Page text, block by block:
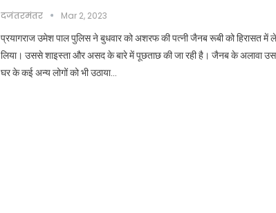
दजंतरमंतर Mar 2, 2023
प्रयागराज उमेश पाल पुलिस ने बुधवार को अशरफ की पत्नी जैनब रूबी को हिरासत में ले
लिया। उससे शाइस्ता और असद के बारे में पूछताछ की जा रही है। जैनब के अलावा
घर के कई अन्य लोगों को भी उठाया…